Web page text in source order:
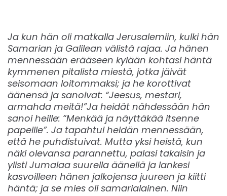
Ja kun hän oli matkalla Jerusalemiin, kulki hän
Samarian ja Galilean välistä rajaa. Ja hänen
mennessään erääseen kylään kohtasi häntä
kymmenen pitalista miestä, jotka jäivät
seisomaan loitommaksi; ja he korottivat
äänensä ja sanoivat: “Jeesus, mestari,
armahda meitä!”Ja heidät nähdessään hän
sanoi heille: “Menkää ja näyttäkää itsenne
papeille”. Ja tapahtui heidän mennessään,
että he puhdistuivat. Mutta yksi heistä, kun
näki olevansa parannettu, palasi takaisin ja
ylisti Jumalaa suurella äänellä ja lankesi
kasvoilleen hänen jalkojensa juureen ja kiitti
häntä; ja se mies oli samarialainen. Niin